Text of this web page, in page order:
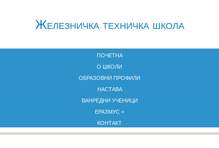
Железничкa техничка школа
ПОЧЕТНА
О ШКОЛИ
ОБРАЗОВНИ ПРОФИЛИ
НАСТАВА
ВАНРЕДНИ УЧЕНИЦИ
ЕРАЗМУС +
КОНТАКТ